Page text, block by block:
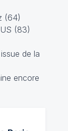
(64)
(83)
de la